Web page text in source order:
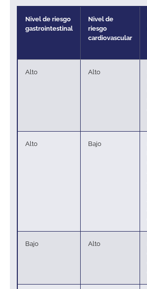
Nivel de riesgo
gastrointestinal
Nivel de
riesgo
cardiovascular
Alto Alto
Alto Bajo
Bajo Alto